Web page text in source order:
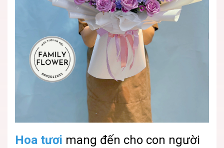
Hoa tươi mang đến cho con người